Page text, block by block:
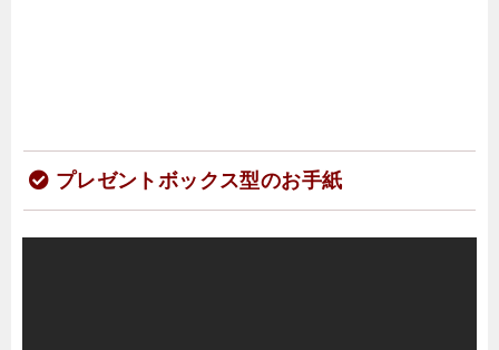
プレゼントボックス型のお手紙